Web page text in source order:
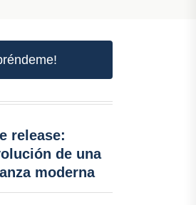
release:
de una
moderna